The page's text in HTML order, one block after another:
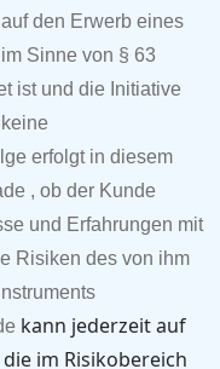
den Erwerb eines
Sinne von § 63
ist und die Initiative
erfolgt in diesem
, ob der Kunde
und Erfahrungen mit
Risiken des von ihm
kann jederzeit auf
im Risikobereich